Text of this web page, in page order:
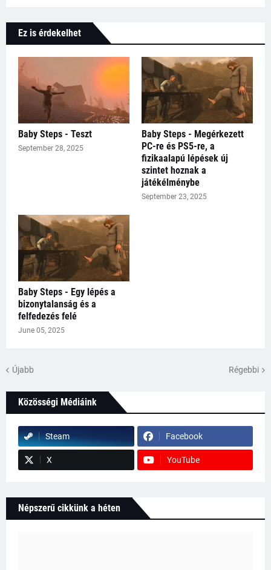
Ez is érdekelhet
Baby Steps - Teszt
September 28, 2025
Baby Steps - Megérkezett
PC-re és PS5-re, a
fizikaalapú lépések új
szintet hoznak a
játékélménybe
September 23, 2025
Baby Steps - Egy lépés a
bizonytalanság és a
felfedezés felé
June 05, 2025
Újabb Régebbi
Közösségi Médiáink
Steam Facebook
X YouTube
Népszerű cikkünk a héten